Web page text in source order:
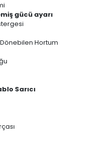
gücü ayarı
Hortum
Sarıcı